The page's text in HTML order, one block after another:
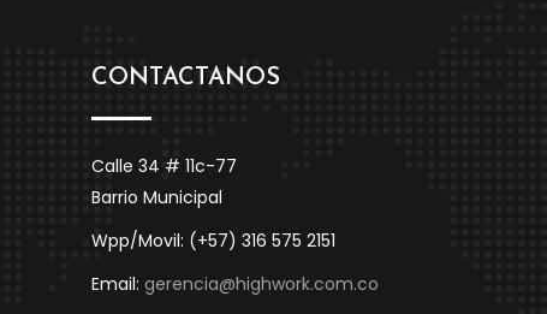
CONTACTANOS
Calle 34 # 11c-77
Barrio Municipal
Wpp/Movil: (+57) 316 575 2151
Email: gerencia@highwork.com.co